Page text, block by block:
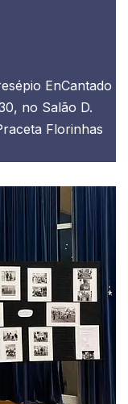
EnCantado
no Salão D.
Florinhas